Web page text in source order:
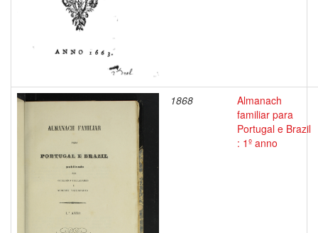
1868
Almanach
familiar para
Portugal e Brazil
: 1º anno